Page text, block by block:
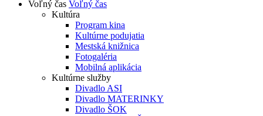
Voľný čas Voľný čas
Kultúra
Program kina
Kultúrne podujatia
Mestská knižnica
Fotogaléria
Mobilná aplikácia
Kultúrne služby
Divadlo ASI
Divadlo MATERINKY
Divadlo ŠOK